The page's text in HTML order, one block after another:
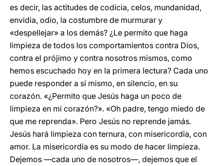
es decir, las actitudes de codicia, celos, mundanidad,
envidia, odio, la costumbre de murmurar y
«despellejar» a los demás? ¿Le permito que haga
limpieza de todos los comportamientos contra Dios,
contra el prójimo y contra nosotros mismos, como
hemos escuchado hoy en la primera lectura? Cada uno
puede responder a sí mismo, en silencio, en su
corazón. «¿Permito que Jesús haga un poco de
limpieza en mi corazón?». «Oh padre, tengo miedo de
que me reprenda». Pero Jesús no reprende jamás.
Jesús hará limpieza con ternura, con misericordia, con
amor. La misericordia es su modo de hacer limpieza.
Dejemos —cada uno de nosotros—, dejemos que el